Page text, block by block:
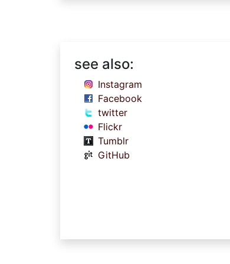
see also:
Instagram
Facebook
twitter
Flickr
Tumblr
GitHub